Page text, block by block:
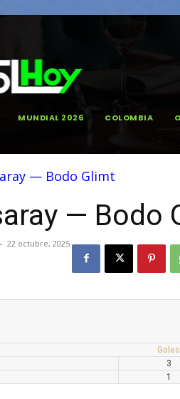
MUNDIAL 2026 COLOMBIA
— Bodo Glimt
— Bodo
- 22 octubre, 2025
Goles
3
1